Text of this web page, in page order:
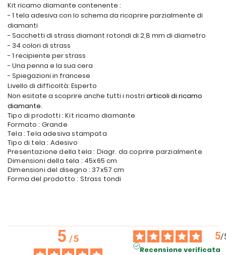
Kit ricamo diamante contenente :
- 1 tela adesiva con lo schema da ricoprire parzialmente di
diamanti
- Sacchetti di strass diamant rotondi di 2,8 mm di diametro
- 34 colori di strass
- 1 recipiente per strass
- Una penna e la sua cera
- Spiegazioni in francese
Livello di difficoltà: Esperto
Non esitate a scoprire anche tutti i nostri articoli di ricamo
diamante.
Tipo di prodotti : Kit ricamo diamante
Formato : Grande
Tela : Tela adesiva stampata
Tipo di tela : Adesivo
Presentazione della tela : Diagr. da coprire parzialmente
Dimensioni della tela : 45x65 cm
Dimensioni del disegno : 37x57 cm
Forma del prodotto : Strass tondi
5/5 5/
Recensione verificata